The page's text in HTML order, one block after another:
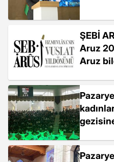
ŞEBİ
Aruz
Aruz